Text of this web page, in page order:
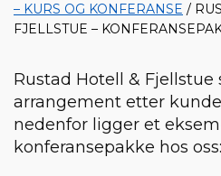
– KURS OG KONFERANSE /
FJELLSTUE –
Rustad Hotell &
arrangement etter
nedenfor ligger et
konferansepakke hos oss: